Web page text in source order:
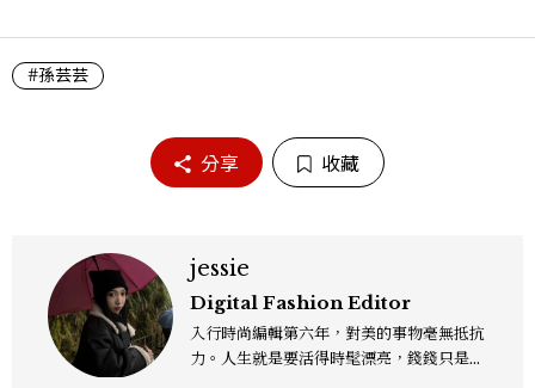
#孫芸芸
分享 收藏
jessie
Digital Fashion Editor
入行時尚編輯第六年，對美的事物毫無抵抗
力。人生就是要活得時髦漂亮，錢錢只是變